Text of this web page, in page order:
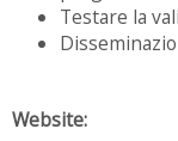
Testare la
Website: